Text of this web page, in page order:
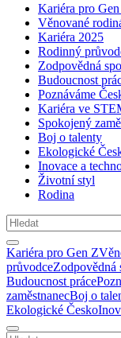
Kariéra pro
Věnované
Kariéra 2025
Rodinný
Zodpovědná
Budoucnost
Poznáváme
Kariéra ve
Spokojený
Boj o talenty
Ekologické
Inovace a
Životní styl
Rodina
Kariéra pro Gen Z
průvodceZodpovědná
Budoucnost práce
zaměstnanecBoj o
Ekologické Česko